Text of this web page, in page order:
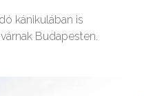
kánikulában is
Budapesten.